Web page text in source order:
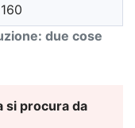
due cose
160
si procura da